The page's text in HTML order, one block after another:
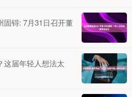
固锝: 7月31日召开董
这届年轻人想法太